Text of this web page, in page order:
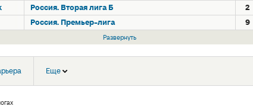
Россия. Вторая лига Б 2
Россия. Премьер-лига 9
Развернуть
Еще